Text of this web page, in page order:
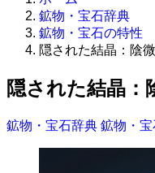
鉱物・宝石辞典
鉱物・宝石の特性
隠された結晶：陰
隠された結晶：
鉱物・宝石辞典 鉱物・